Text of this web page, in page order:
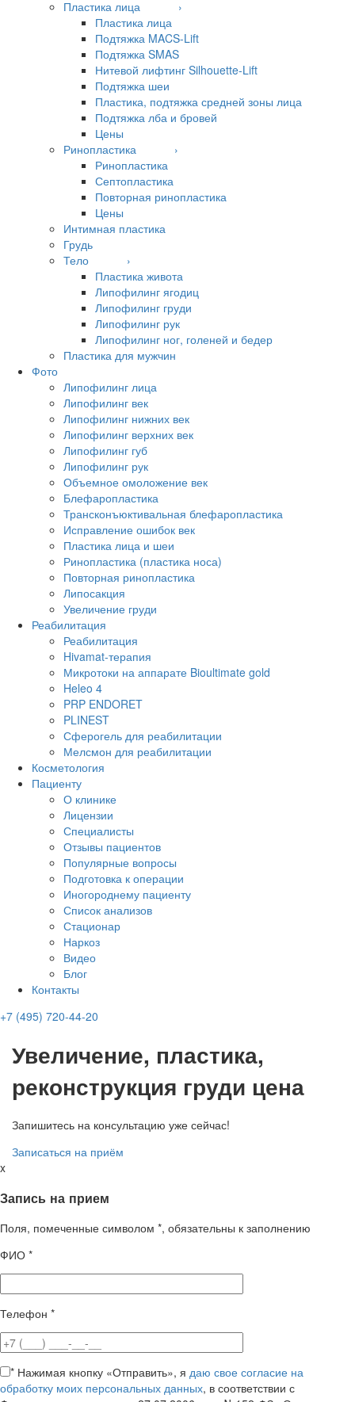
Пластика лица ›
Пластика лица
Подтяжка MACS-Lift
Подтяжка SMAS
Нитевой лифтинг Silhouette-Lift
Подтяжка шеи
Пластика, подтяжка средней зоны лица
Подтяжка лба и бровей
Цены
Ринопластика ›
Ринопластика
Септопластика
Повторная ринопластика
Цены
Интимная пластика
Грудь
Тело ›
Пластика живота
Липофилинг ягодиц
Липофилинг груди
Липофилинг рук
Липофилинг ног, голеней и бедер
Пластика для мужчин
Фото
Липофилинг лица
Липофилинг век
Липофилинг нижних век
Липофилинг верхних век
Липофилинг губ
Липофилинг рук
Объемное омоложение век
Блефаропластика
Трансконъюктивальная блефаропластика
Исправление ошибок век
Пластика лица и шеи
Ринопластика (пластика носа)
Повторная ринопластика
Липосакция
Увеличение груди
Реабилитация
Реабилитация
Hivamat-терапия
Микротоки на аппарате Bioultimate gold
Heleo 4
PRP ENDORET
PLINEST
Сферогель для реабилитации
Мелсмон для реабилитации
Косметология
Пациенту
О клинике
Лицензии
Специалисты
Отзывы пациентов
Популярные вопросы
Подготовка к операции
Иногороднему пациенту
Список анализов
Стационар
Наркоз
Видео
Блог
Контакты
+7 (495) 720-44-20
Увеличение, пластика,
реконструкция груди цена
Запишитесь на консультацию уже сейчас!
Записаться на приём
x
Запись на прием
Поля, помеченные символом *, обязательны к заполнению
ФИО *
Телефон *
* Нажимая кнопку «Отправить», я даю свое согласие на
обработку моих персональных данных, в соответствии с